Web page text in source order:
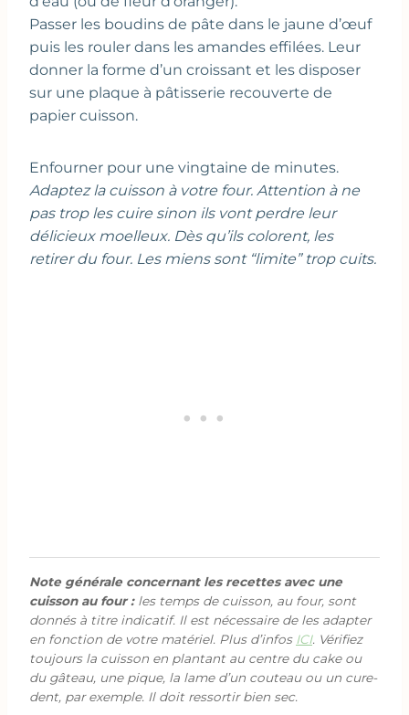
Passer les boudins de pâte dans le jaune d’œuf
puis les rouler dans les amandes effilées. Leur
donner la forme d’un croissant et les disposer
sur une plaque à pâtisserie recouverte de
papier cuisson.
Enfourner pour une vingtaine de minutes.
Adaptez la cuisson à votre four. Attention à ne
pas trop les cuire sinon ils vont perdre leur
délicieux moelleux. Dès qu’ils colorent, les
retirer du four. Les miens sont “limite” trop cuits.
Note générale concernant les recettes avec une
cuisson au four :les temps de cuisson, au four, sont
donnés à titre indicatif. Il est nécessaire de les adapter
en fonction de votre matériel. Plus d’infos ICI. Vérifiez
toujours la cuisson en plantant au centre du cake ou
du gâteau, une pique, la lame d’un couteau ou un cure-
dent, par exemple. Il doit ressortir bien sec.